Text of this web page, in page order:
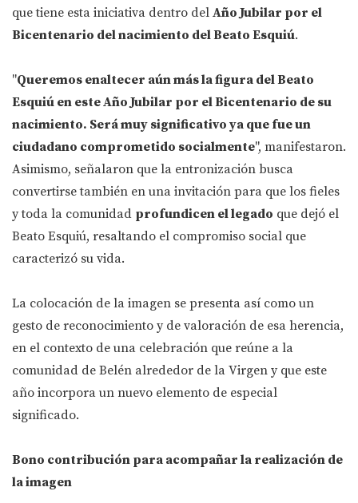
que tiene esta iniciativa dentro del Año Jubilar por el
Bicentenario del nacimiento del Beato Esquiú.
"Queremos enaltecer aún más la figura del Beato
Esquiú en este Año Jubilar por el Bicentenario de su
nacimiento. Será muy significativo ya que fue un
ciudadano comprometido socialmente", manifestaron.
Asimismo, señalaron que la entronización busca
convertirse también en una invitación para que los fieles
y toda la comunidad profundicen el legado que dejó el
Beato Esquiú, resaltando el compromiso social que
caracterizó su vida.
La colocación de la imagen se presenta así como un
gesto de reconocimiento y de valoración de esa herencia,
en el contexto de una celebración que reúne a la
comunidad de Belén alrededor de la Virgen y que este
año incorpora un nuevo elemento de especial
significado.
Bono contribución para acompañar la realización de
la imagen